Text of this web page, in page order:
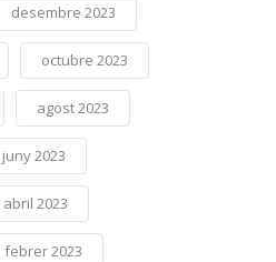
desembre 2023
octubre 2023
agost 2023
juny 2023
abril 2023
febrer 2023